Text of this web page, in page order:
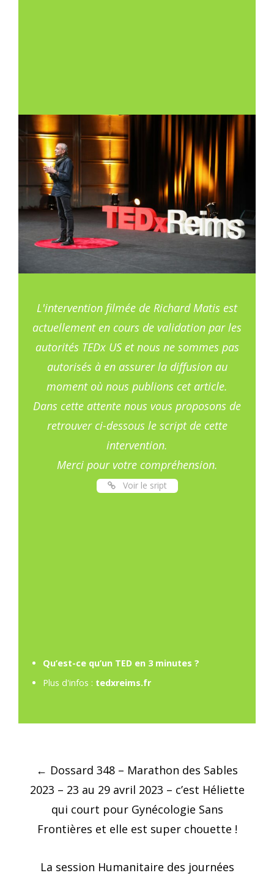
L'intervention filmée de Richard Matis est
actuellement en cours de validation par les
autorités TEDx US et nous ne sommes pas
autorisés à en assurer la diffusion au
moment où nous publions cet article.
Dans cette attente nous vous proposons de
retrouver ci-dessous le script de cette
intervention.
Merci pour votre compréhension.
Voir le sript
Qu’est-ce qu’un TED en 3 minutes ?
Plus d'infos : tedxreims.fr
Post
navigation
← Dossard 348 – Marathon des Sables
2023 – 23 au 29 avril 2023 – c’est Héliette
qui court pour Gynécologie Sans
Frontières et elle est super chouette !
La session Humanitaire des journées